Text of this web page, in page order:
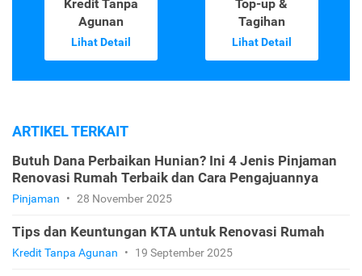
Kredit Tanpa
Agunan
Lihat Detail
Top-up &
Tagihan
Lihat Detail
ARTIKEL TERKAIT
Butuh Dana Perbaikan Hunian? Ini 4 Jenis Pinjaman
Renovasi Rumah Terbaik dan Cara Pengajuannya
Pinjaman • 28 November 2025
Tips dan Keuntungan KTA untuk Renovasi Rumah
Kredit Tanpa Agunan • 19 September 2025